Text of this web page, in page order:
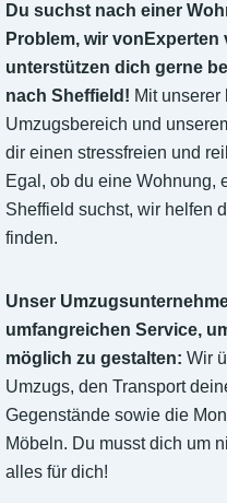
Du suchst nach einer
Problem, wir
unterstützen dich gerne
nach Sheffield! Mit
Umzugsbereich und
dir einen stressfreien und
Egal, ob du eine Wohnung,
Sheffield suchst, wir helfen
finden.
Unser
umfangreichen Service,
möglich zu gestalten: Wir
Umzugs, den Transport
Gegenstände sowie die
Möbeln. Du musst dich um
alles für dich!